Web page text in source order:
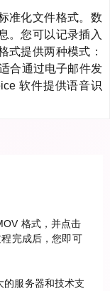
准化文件格式。数
。您可以记录插入
式提供两种模式：
合通过电子邮件发
软件提供语音识
格式，并点击
完成后，您即可
的服务器和技术支